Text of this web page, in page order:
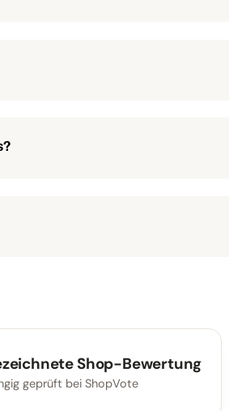
Shop-Bewertung
geprüft bei ShopVote